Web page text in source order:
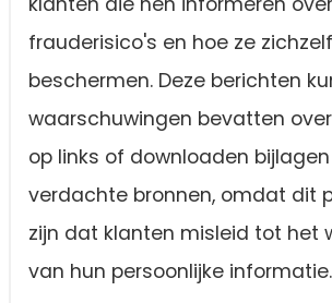
frauderisico's en hoe ze
beschermen. Deze berichten
waarschuwingen bevatten
op links of downloaden
verdachte bronnen, omdat dit
zijn dat klanten misleid tot het
van hun persoonlijke informatie.